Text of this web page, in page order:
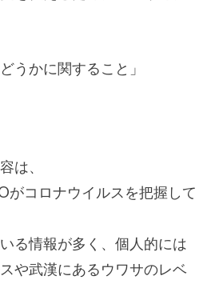
うかに関すること」
は、
がコロナウイルスを把握して
る情報が多く、個人的には
や武漢にあるウワサのレベ